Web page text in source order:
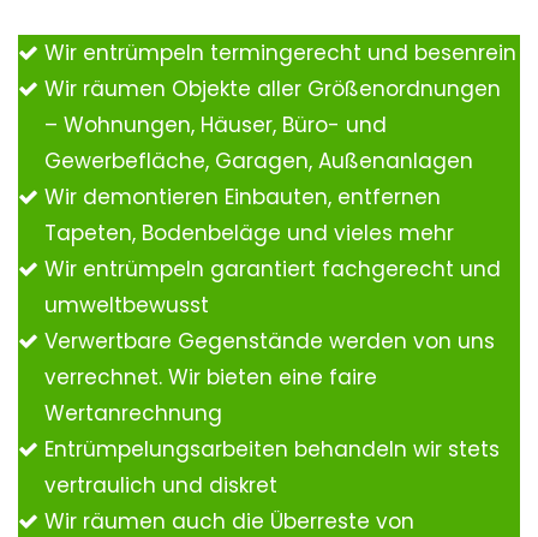
Wir entrümpeln termingerecht und besenrein
Wir räumen Objekte aller Größenordnungen
– Wohnungen, Häuser, Büro- und
Gewerbefläche, Garagen, Außenanlagen
Wir demontieren Einbauten, entfernen
Tapeten, Bodenbeläge und vieles mehr
Wir entrümpeln garantiert fachgerecht und
umweltbewusst
Verwertbare Gegenstände werden von uns
verrechnet. Wir bieten eine faire
Wertanrechnung
Entrümpelungsarbeiten behandeln wir stets
vertraulich und diskret
Wir räumen auch die Überreste von